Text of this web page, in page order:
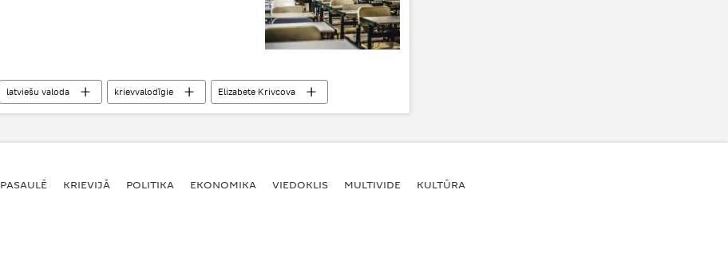
latviešu valoda krievvalodīgie Elizabete Krivcova
PASAULĒ KRIEVIJĀ POLITIKA EKONOMIKA VIEDOKLIS MULTIVIDE KULTŪRA